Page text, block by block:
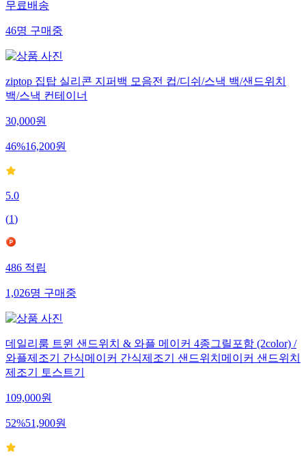
무료배송
46명구매중
ziptop 집탑 실리콘 지퍼백 모음전 컵/디쉬/스낵 백/샌드위치
백/스낵 컨테이너
30,000원
46%16,200원
5.0
(1)
486적립
1,026명구매중
데일리룸 트윈 샌드위치 & 와플 메이커 4종그릴포함 (2color) /
와플제조기 간식메이커 간식제조기 샌드위치메이커 샌드위치
제조기 토스트기
109,000원
52%51,900원